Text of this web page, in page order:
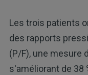
Les trois patients
des rapports
(P/F), une mesure
s'améliorant de 38